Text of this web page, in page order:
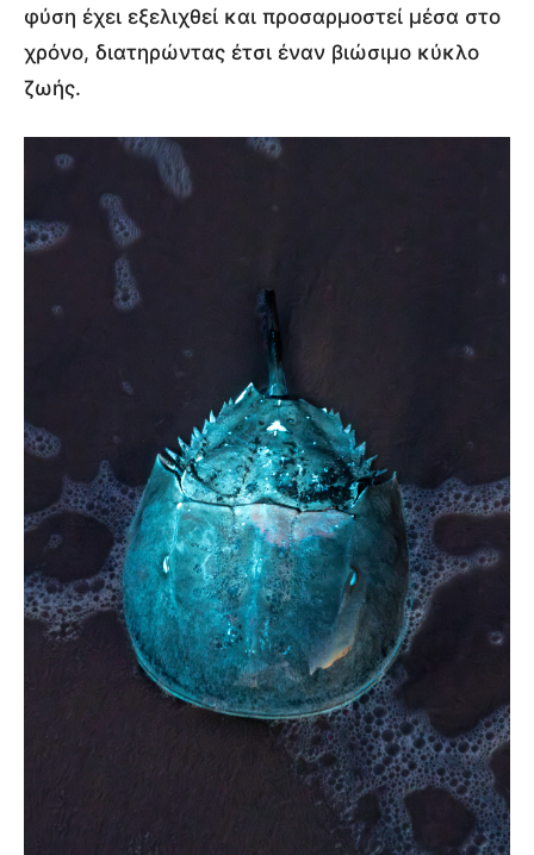
φύση έχει εξελιχθεί και προσαρμοστεί μέσα στο
χρόνο, διατηρώντας έτσι έναν βιώσιμο κύκλο
ζωής.